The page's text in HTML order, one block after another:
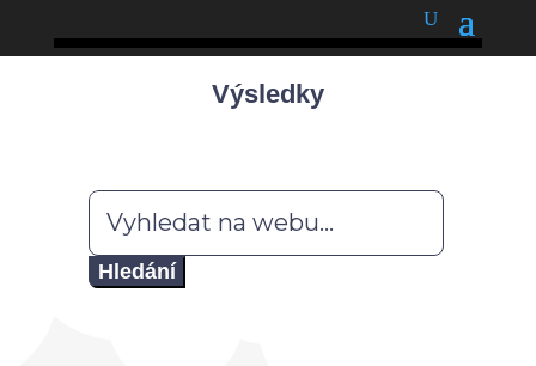
Výsledky
Hledat: